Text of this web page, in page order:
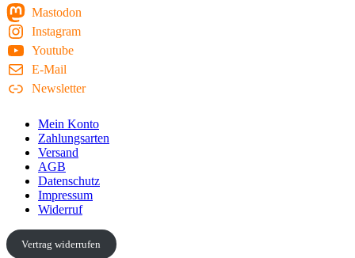
Mastodon
Instagram
Youtube
E-Mail
Newsletter
Mein Konto
Zahlungsarten
Versand
AGB
Datenschutz
Impressum
Widerruf
Vertrag widerrufen